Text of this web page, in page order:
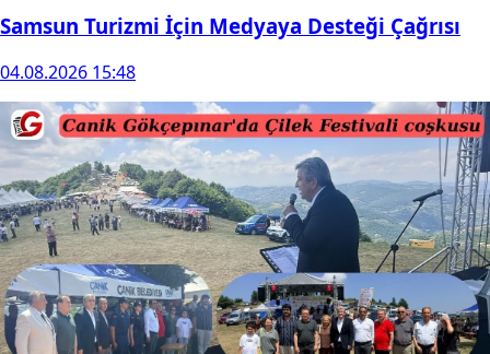
Samsun Turizmi İçin Medyaya Desteği Çağrısı
04.08.2026 15:48